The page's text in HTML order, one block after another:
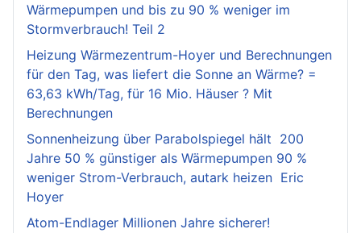
Wärmepumpen und bis zu 90 % weniger im
Stormverbrauch! Teil 2
Heizung Wärmezentrum-Hoyer und Berechnungen
für den Tag, was liefert die Sonne an Wärme? =
63,63 kWh/Tag, für 16 Mio. Häuser ? Mit
Berechnungen
Sonnenheizung über Parabolspiegel hält 200
Jahre 50 % günstiger als Wärmepumpen 90 %
weniger Strom-Verbrauch, autark heizen Eric
Hoyer
Atom-Endlager Millionen Jahre sicherer!